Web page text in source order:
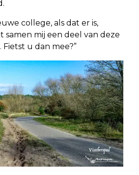
college, als dat er is,
samen mij een deel van deze
u dan mee?”